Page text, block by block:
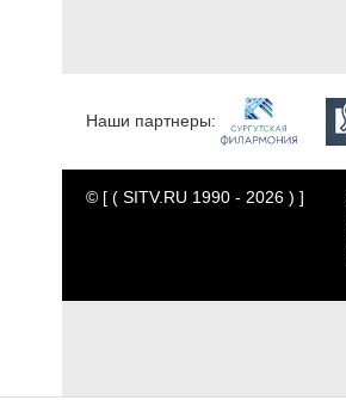
Наши партнеры:
© [ ( SITV.RU 1990 - 2026 ) ]